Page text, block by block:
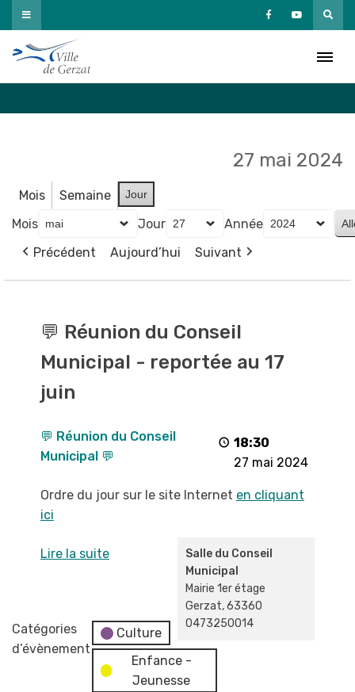
Passer
au
contenu
27 mai 2024
Mois Semaine Jour
Mois Jour
Année
Précédent
Aujourd’hui Suivant
Réunion
Conseil
Municipal
💬 Réunion du Conseil
Municipal - reportée au 17
juin
18:30
27 mai 2024
💬 Réunion du Conseil
Municipal 💬
Ordre du jour sur le site Internet en cliquant
ici
Salle du Conseil
Municipal
Mairie 1er étage
Gerzat,63360
0473250014
Lire la suite
Catégories
d’évènement
Culture
Enfance -
Jeunesse